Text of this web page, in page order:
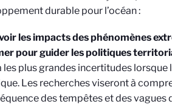
durable pour l’océan :
les impacts des phénomènes
pour guider les politiques
les plus grandes incertitudes
Les recherches viseront à
des tempêtes et des vagues